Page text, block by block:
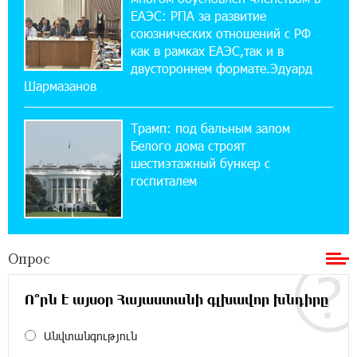
12:17:04 23-07-2026
Против кого вооружается Азербайджан?
Аршак Карапетян
12:04:45 23-07-2026
При поддержке Ucom в спортивной школе
Вайка установлена солнечная
электростанция мощностью 15 кВт
20:50:22 22-07-2026
Новые финансовые навыки на «Давидбекских
играх»: Idram&IDBank
Кругом война. А вас вводят в заблуждение.
ЕАЭС: РПА за развитие
союзнических отношений с РФ
как в рамках ЕАЭС,так и в
двустороннем формате.Эдуард
Шармазанов
Трамп: под бальным залом
Белого дома строят
шестиэтажный бункер с
госпиталем
Опрос
Ո՞րն է այսօր Հայաստանի գլխավոր խնդիրը
Անվտանգություն